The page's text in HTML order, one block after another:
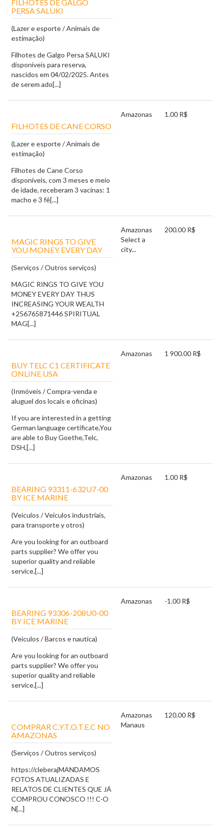
FILHOTES DE GALGO
PERSA SALUKI
(Lazer e esporte / Animais de
estimação)
Filhotes de Galgo Persa SALUKI
disponíveis para reserva,
nascidos em 04/02/2025. Antes
de serem ado[...]
FILHOTES DE CANE CORSO
(Lazer e esporte / Animais de
estimação)
Filhotes de Cane Corso
disponíveis, com 3 meses e meio
de idade, receberam 3 vacinas: 1
macho e 3 fê[...]
Amazonas 1.00 R$
MAGIC RINGS TO GIVE
YOU MONEY EVERY DAY
(Serviços / Outros serviços)
MAGIC RINGS TO GIVE YOU
MONEY EVERY DAY THUS
INCREASING YOUR WEALTH
+256765871446 SPIRITUAL
MAG[...]
Amazonas
Select a
city...
200.00 R$
BUY TELC C1 CERTIFICATE
ONLINE USA
(Inmóveis / Compra-venda e
aluguel dos locais e oficinas)
If you are interested in a getting
German language certificate,You
are able to Buy Goethe,Telc,
DSH,[...]
Amazonas 1 900.00 R$
BEARING 93311-632U7-00
BY ICE MARINE
(Veiculos / Veiculos industriais,
para transporte y otros)
Are you looking for an outboard
parts supplier? We offer you
superior quality and reliable
service.[...]
Amazonas 1.00 R$
BEARING 93306-208U0-00
BY ICE MARINE
(Veiculos / Barcos e nautica)
Are you looking for an outboard
parts supplier? We offer you
superior quality and reliable
service.[...]
Amazonas -1.00 R$
COMPRAR C.Y.T.O.T.E.C NO
AMAZONAS
(Serviços / Outros serviços)
https://cleberajMANDAMOS
FOTOS ATUALIZADAS E
RELATOS DE CLIENTES QUE JÁ
COMPROU CONOSCO !!! C-O
N[...]
Amazonas
Manaus
120.00 R$